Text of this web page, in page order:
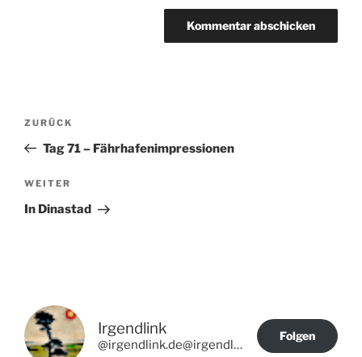
Beitragsnavigation
Vorheriger
Beitrag
ZURÜCK
Tag 71 – Fährhafenimpressionen
Nächster
Beitrag
WEITER
In Dinastad
Irgendlink
@irgendlink.de@irgendlink.de
Folgen